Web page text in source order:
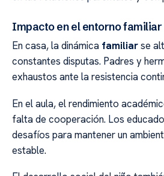
Impacto en el entorno
En casa, la dinámica familiarse
constantes disputas. Padres y
exhaustos ante la resistencia
En el aula, el rendimiento
falta de cooperación. Los
desafíos para mantener un
estable.